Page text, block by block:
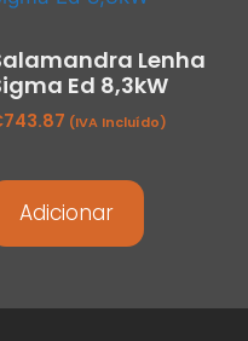
Lenha
Ed 8,3kW
743.87 (IVA Incluído)
Adicionar